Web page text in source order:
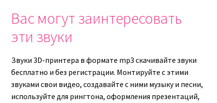
Вас могут заинтересовать
эти звуки
Звуки 3D-принтера в формате mp3 скачивайте звуки
бесплатно и без регистрации. Монтируйте с этими
звуками свои видео, создавайте с ними музыку и песни,
используйте для рингтона, оформления презентаций,